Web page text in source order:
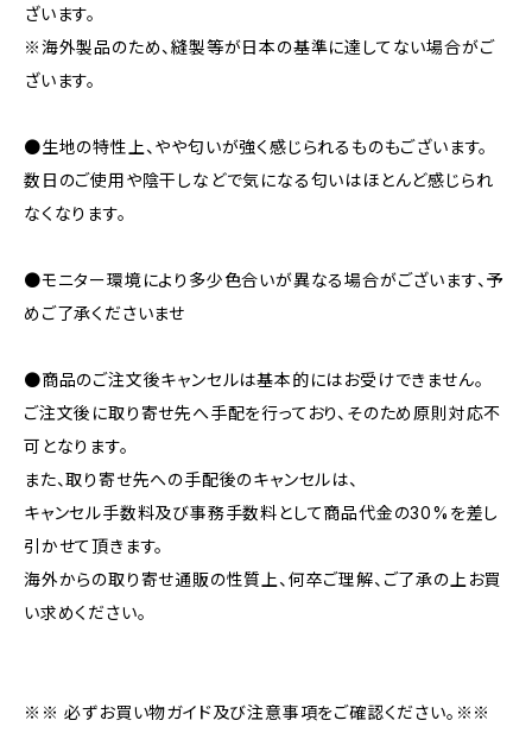
ざいます。
※海外製品のため、縫製等が日本の基準に達してない場合がご
ざいます。
●生地の特性上、やや匂いが強く感じられるものもございます。
数日のご使用や陰干しなどで気になる匂いはほとんど感じられ
なくなります。
●モニター環境により多少色合いが異なる場合がございます、予
めご了承くださいませ
●商品のご注文後キャンセルは基本的にはお受けできません。
ご注文後に取り寄せ先へ手配を行っており、そのため原則対応不
可となります。
また、取り寄せ先への手配後のキャンセルは、
キャンセル手数料及び事務手数料として商品代金の30%を差し
引かせて頂きます。
海外からの取り寄せ通販の性質上、何卒ご理解、ご了承の上お買
い求めください。
※※ 必ずお買い物ガイド及び注意事項をご確認ください。※※